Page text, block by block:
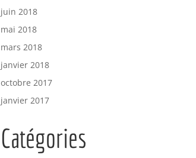
juin 2018
mai 2018
mars 2018
janvier 2018
octobre 2017
janvier 2017
Catégories